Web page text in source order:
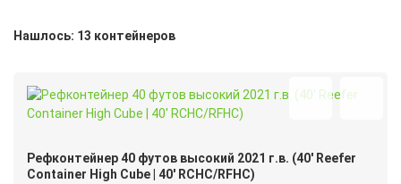
Нашлось: 13 контейнеров
Рефконтейнер 40 футов высокий 2021 г.в. (40′ Reefer
Container High Cube | 40′ RCHC/RFHC)